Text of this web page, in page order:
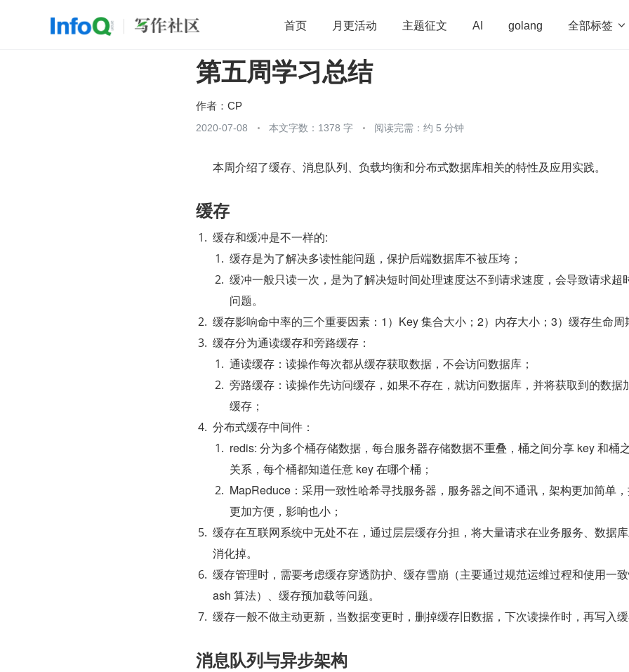
首页 月更活动 主题征文 AI golang 全部标签 
开源 架构 OpenHarmony
第五周学习总结
作者： CP
2020-07-08 本文字数：1378 字 阅读完需：约 5 分钟
      本周介绍了缓存、消息队列、负载均衡和分布式数据库相关的特性及应用实践。
缓存
缓存和缓冲是不一样的:
缓存是为了解决多读性能问题，保护后端数据库不被压垮；
缓冲一般只读一次，是为了解决短时间处理速度达不到请求速度，会导致请求超
问题。
缓存影响命中率的三个重要因素：1）Key 集合大小；2）内存大小；3）缓存生命周
缓存分为通读缓存和旁路缓存：
通读缓存：读操作每次都从缓存获取数据，不会访问数据库；
旁路缓存：读操作先访问缓存，如果不存在，就访问数据库，并将获取到的数据
缓存；
分布式缓存中间件：
redis: 分为多个桶存储数据，每台服务器存储数据不重叠，桶之间分享 key 和桶
关系，每个桶都知道任意 key 在哪个桶；
MapReduce：采用一致性哈希寻找服务器，服务器之间不通讯，架构更加简单
更加方便，影响也小；
缓存在互联网系统中无处不在，通过层层缓存分担，将大量请求在业务服务、数据
消化掉。
缓存管理时，需要考虑缓存穿透防护、缓存雪崩（主要通过规范运维过程和使用一
ash 算法）、缓存预加载等问题。
缓存一般不做主动更新，当数据变更时，删掉缓存旧数据，下次读操作时，再写入缓
消息队列与异步架构